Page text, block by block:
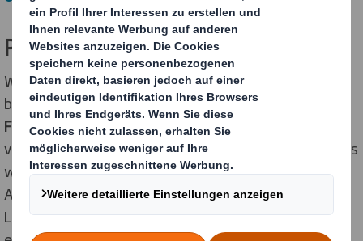
Packende Perspektiven
Wir haben das Ziel, Dir während Deines Studiums ein
breitesGrundlagenwissen sowiespezifische
Fachkenntnissein dem für Dich relevanten Bereich zu
vermitteln. Gleichzeitig möchten wir Dir beweisen, dass
wir ein attraktiver Arbeitgeber sind, denn nach
Abschluss Deines Studiums wollen wir Dich bei guter
Leistung in einer verantwortungsvollen Position